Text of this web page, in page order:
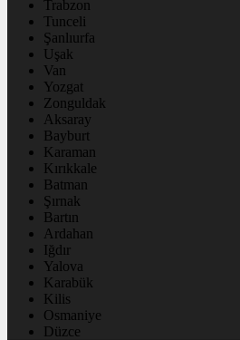
Trabzon
Tunceli
Şanlıurfa
Uşak
Van
Yozgat
Zonguldak
Aksaray
Bayburt
Karaman
Kırıkkale
Batman
Şırnak
Bartın
Ardahan
Iğdır
Yalova
Karabük
Kilis
Osmaniye
Düzce